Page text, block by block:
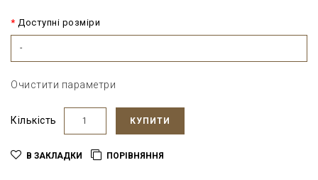
Доступні розміри
-
Очистити параметри
Кількість КУПИТИ
В ЗАКЛАДКИ ПОРІВНЯННЯ